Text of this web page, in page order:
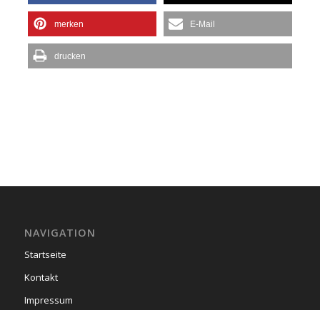
merken E-Mail
drucken
NAVIGATION
Startseite
Kontakt
Impressum